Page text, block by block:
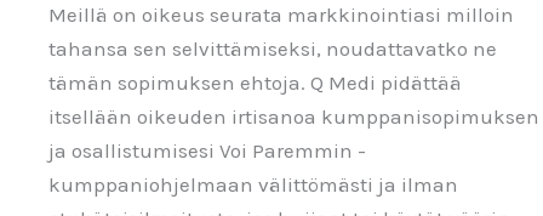
Meillä on oikeus seurata markkinointiasi milloin
tahansa sen selvittämiseksi, noudattavatko ne
tämän sopimuksen ehtoja. Q Medi pidättää
itsellään oikeuden irtisanoa kumppanisopimuksen
ja osallistumisesi Voi Paremmin -
kumppaniohjelmaan välittömästi ja ilman